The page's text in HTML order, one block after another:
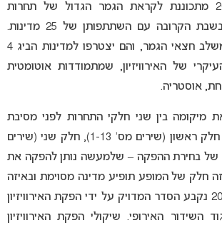
בימת אירוויזיון 2026 מתכוננת לקראת הגמר הגדול של תחרות
האירוויזיון שתערך בשבת הקרובה עם השתתפותן של 25 מדינות.
עשרים שירים עלו משלב חצאי הגמר, והם יצטרפו למדינות הביג 4
של האירוויזיון, שמתמודדות אוטומטית
אוסטריה.
מיקומה בין שני חלקי התחרות לפני מסיבת
העיתונאים החגיגית: חלק ראשון (שירים מס’ 1-13), חלק שני (שירים
או פתק של בחירת ההפקה – שלמעשה נותן להפקה את
חלק של המופע תופיע מדינה מסוימת ובאיזה
סדר. החל משנת 2013 נקבע הסדר המדויק על ידי הפקת האירוויזיון
השידור האירופי. שיקולי הפקת האירוויזיון